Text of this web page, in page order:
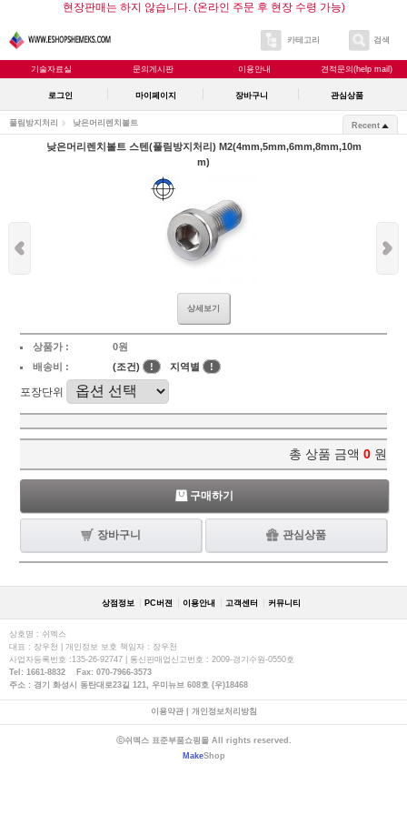
현장판매는 하지 않습니다. (온라인 주문 후 현장 수령 가능)
카테고리 검색
기술자료실 문의게시판 이용안내 견적문의(help mail)
로그인 마이페이지 장바구니 관심상품
풀림방지처리 낮은머리렌치볼트 Recent
낮은머리렌치볼트 스텐(풀림방지처리) M2(4mm,5mm,6mm,8mm,10m
m)
상세보기
상품가 :
0원
배송비 :
(조건) ! 지역별 !
포장단위
총 상품 금액 0 원
구매하기
장바구니 관심상품
상점정보 PC버젼 이용안내 고객센터 커뮤니티
상호명 : 쉬멕스
대표 : 장우천 | 개인정보 보호 책임자 : 장우천
사업자등록번호 :135-26-92747 | 통신판매업신고번호 : 2009-경기수원-0550호
Tel: 1661-8832 Fax: 070-7966-3573
주소 : 경기 화성시 동탄대로23길 121, 우미뉴브 608호 (우)18468
이용약관| 개인정보처리방침
ⓒ쉬멕스 표준부품쇼핑몰 All rights reserved.
MakeShop